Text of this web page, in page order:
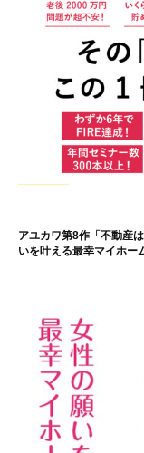
アユカワ第8作「不動産
いを叶える最幸マイホー